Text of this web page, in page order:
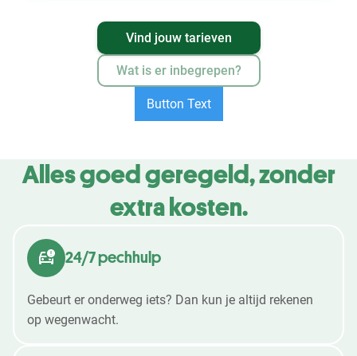
Vind jouw tarieven
Wat is er inbegrepen?
Button Text
Alles goed geregeld, zonder
extra kosten.
24/7 pechhulp
Gebeurt er onderweg iets? Dan kun je altijd rekenen
op wegenwacht.